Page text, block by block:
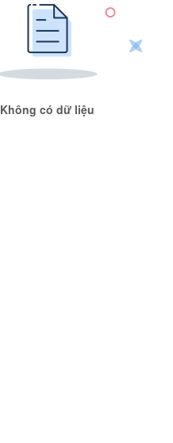
Không có dữ liệu